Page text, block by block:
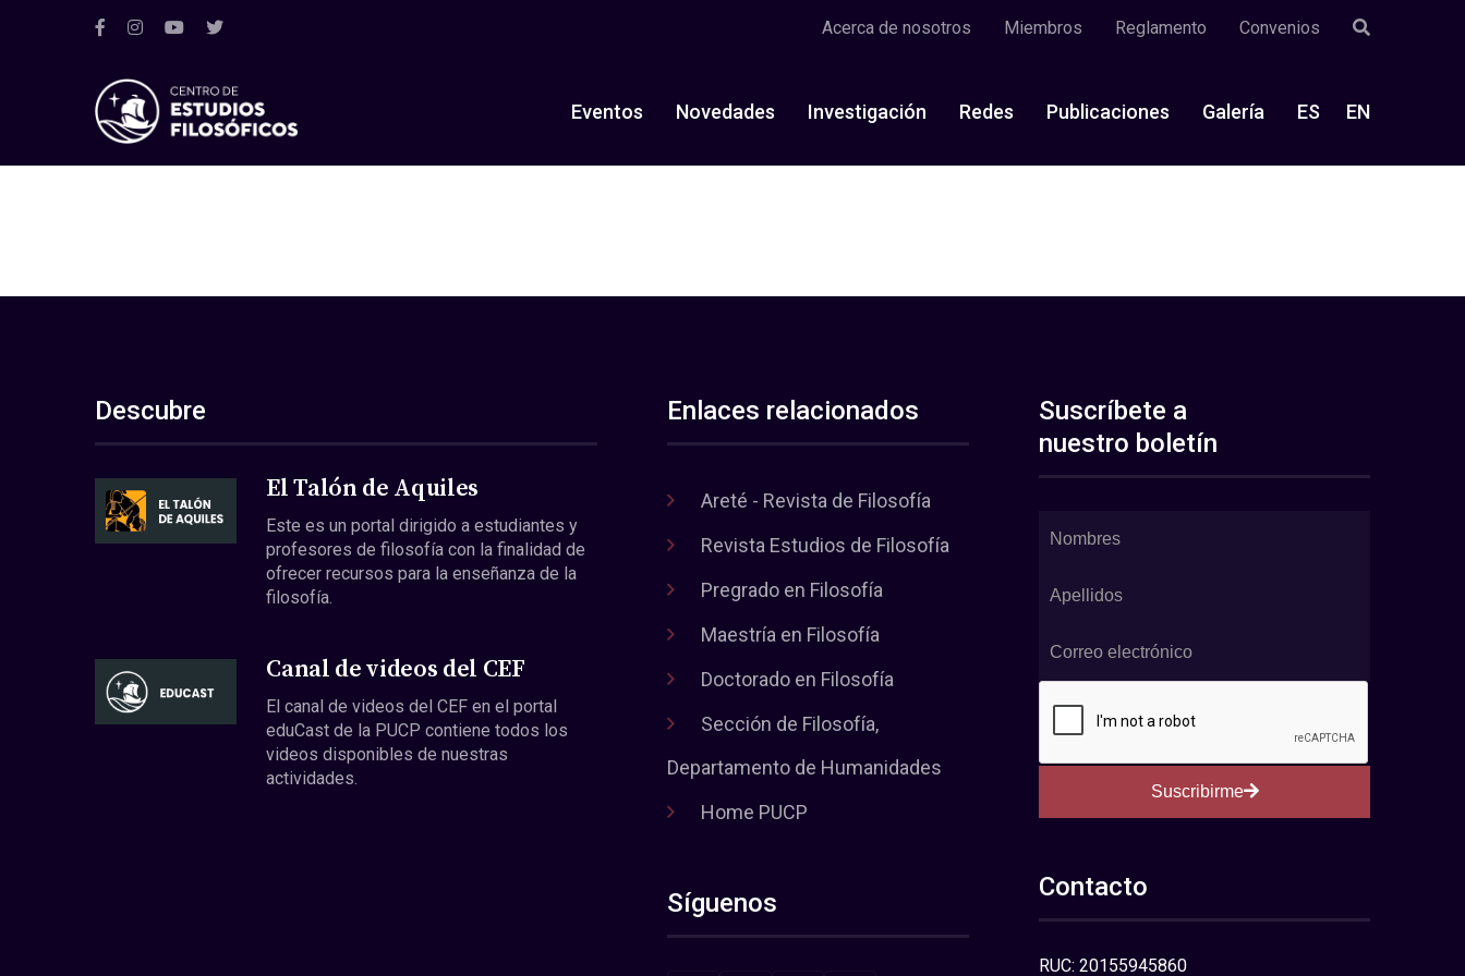
Acerca de nosotros Miembros Reglamento Convenios
Eventos Novedades Investigación Redes Publicaciones Galería ES EN
Descubre
El Talón de Aquiles
Este es un portal dirigido a estudiantes y
profesores de filosofía con la finalidad de
ofrecer recursos para la enseñanza de la
filosofía.
Canal de videos del CEF
El canal de videos del CEF en el portal
eduCast de la PUCP contiene todos los
videos disponibles de nuestras
actividades.
Enlaces relacionados
Areté - Revista de Filosofía
Revista Estudios de Filosofía
Pregrado en Filosofía
Maestría en Filosofía
Doctorado en Filosofía
Sección de Filosofía,
Departamento de Humanidades
Home PUCP
Síguenos
Suscríbete a
nuestro boletín
Suscribirme
Contacto
RUC: 20155945860